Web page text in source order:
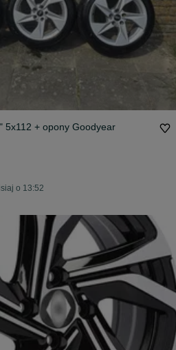
5x112 + opony Goodyear
o 13:52